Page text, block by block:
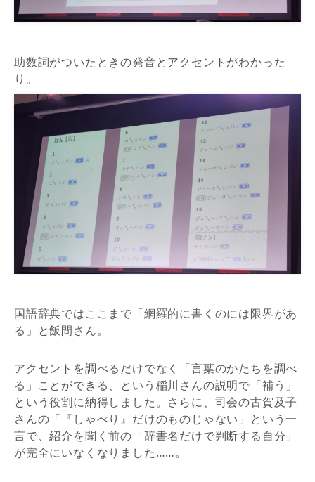
助数詞がついたときの発音とアクセントがわかった
り。
国語辞典ではここまで「網羅的に書くのには限界があ
る」と飯間さん。
アクセントを調べるだけでなく「言葉のかたちを調べ
る」ことができる、という稲川さんの説明で「補う」
という役割に納得しました。さらに、司会の古賀及子
さんの「『しゃべり』だけのものじゃない」という一
言で、紹介を聞く前の「辞書名だけで判断する自分」
が完全にいなくなりました……。